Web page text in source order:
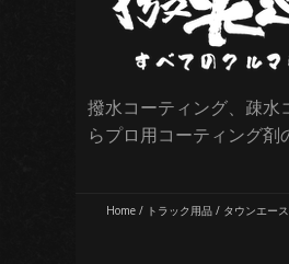
撥水コーティング、疎水
らプロ用コーティング剤
Home / トラック用品 / タウンエー